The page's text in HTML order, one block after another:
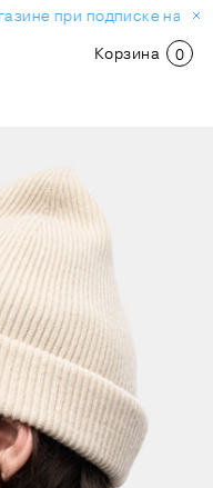
при подписке на
Корзина 0